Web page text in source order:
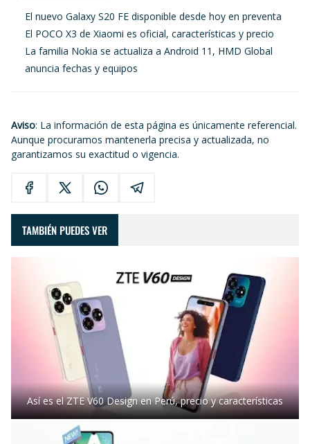
El nuevo Galaxy S20 FE disponible desde hoy en preventa
El POCO X3 de Xiaomi es oficial, características y precio
La familia Nokia se actualiza a Android 11, HMD Global
anuncia fechas y equipos
Aviso: La información de esta página es únicamente referencial.
Aunque procuramos mantenerla precisa y actualizada, no
garantizamos su exactitud o vigencia.
TAMBIÉN PUEDES VER
Así es el ZTE V60 Design en Perú, precio y características